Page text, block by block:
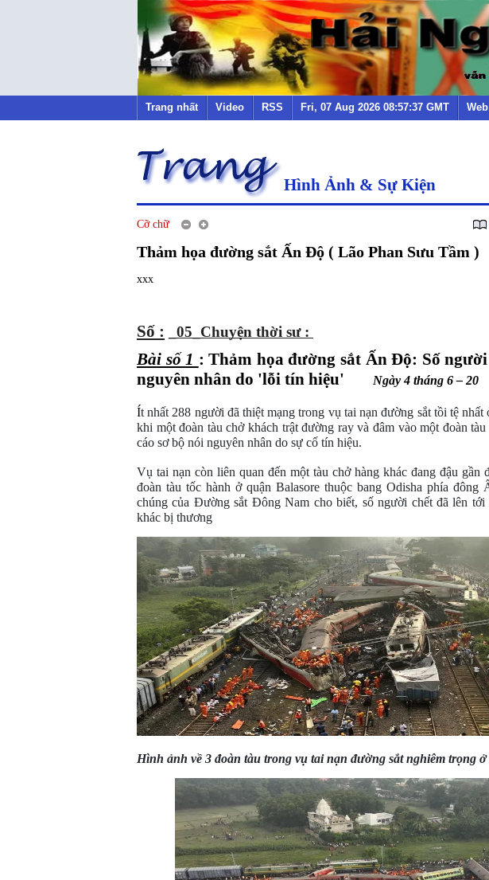
Trang nhất Video RSS Fri, 07 Aug 2026 08:57:37 GMT
Hình Ảnh & Sự Kiện
Cỡ chữ
Thảm họa đường sắt Ấn Độ ( Lão Phan Sưu Tầm )
xxx
Số : _05_Chuyện thời sư :
Bài số 1 : Thảm họa đường sắt Ấn Độ: Số
nguyên nhân do 'lỗi tín hiệu' Ngày 4 tháng 6 – 20
Ít nhất 288 người đã thiệt mạng trong vụ tai nạn đường sắt tồi tệ
khi một đoàn tàu chở khách trật đường ray và đâm vào một đoàn
cáo sơ bộ nói nguyên nhân do sự cố tín hiệu.
Vụ tai nạn còn liên quan đến một tàu chở hàng khác đang đậu
đoàn tàu tốc hành ở quận Balasore thuộc bang Odisha phía
chúng của Đường sắt Đông Nam cho biết, số người chết đã lên
khác bị thương
Hình ảnh về 3 đoàn tàu trong vụ tai nạn đường sắt nghiêm trọng